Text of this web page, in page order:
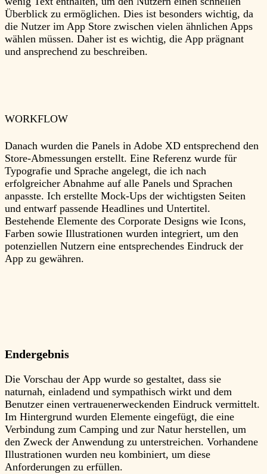
Überblick zu ermöglichen. Dies ist besonders wichtig, da
die Nutzer im App Store zwischen vielen ähnlichen Apps
wählen müssen. Daher ist es wichtig, die App prägnant
und ansprechend zu beschreiben.
WORKFLOW
Danach wurden die Panels in Adobe XD entsprechend den
Store-Abmessungen erstellt. Eine Referenz wurde für
Typografie und Sprache angelegt, die ich nach
erfolgreicher Abnahme auf alle Panels und Sprachen
anpasste. Ich erstellte Mock-Ups der wichtigsten Seiten
und entwarf passende Headlines und Untertitel.
Bestehende Elemente des Corporate Designs wie Icons,
Farben sowie Illustrationen wurden integriert, um den
potenziellen Nutzern eine entsprechendes Eindruck der
App zu gewähren.
Endergebnis
Die Vorschau der App wurde so gestaltet, dass sie
naturnah, einladend und sympathisch wirkt und dem
Benutzer einen vertrauenerweckenden Eindruck vermittelt.
Im Hintergrund wurden Elemente eingefügt, die eine
Verbindung zum Camping und zur Natur herstellen, um
den Zweck der Anwendung zu unterstreichen. Vorhandene
Illustrationen wurden neu kombiniert, um diese
Anforderungen zu erfüllen.